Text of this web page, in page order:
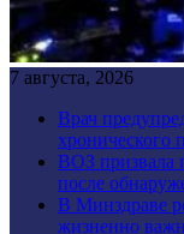
7 августа, 2026
Врач
хронического
ВОЗ призвала
после
В Минздраве
жизненно